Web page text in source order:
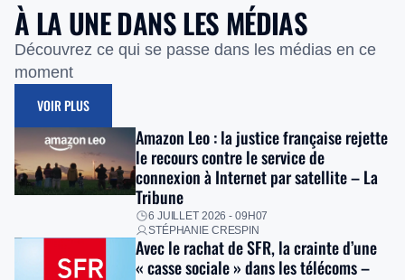
À LA UNE DANS LES MÉDIAS
Découvrez ce qui se passe dans les médias en ce
moment
VOIR PLUS
Amazon Leo : la justice française rejette
le recours contre le service de
connexion à Internet par satellite – La
Tribune
6 JUILLET 2026 - 09H07
STÉPHANIE CRESPIN
Avec le rachat de SFR, la crainte d’une
« casse sociale » dans les télécoms –